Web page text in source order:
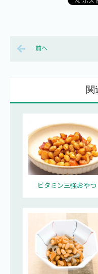
前へ
関
ビタミン三強おやつ